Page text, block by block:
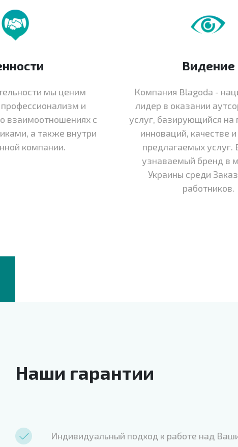
мы ценим
и
взаимоотношениях с
а также внутри
компании.
Видение
Компания Blagoda -
лидер в оказании
услуг, базирующийся на
инноваций, качестве
предлагаемых услуг.
узнаваемый бренд в
Украины среди
работников.
Наши гарантии
Индивидуальный подход к работе над